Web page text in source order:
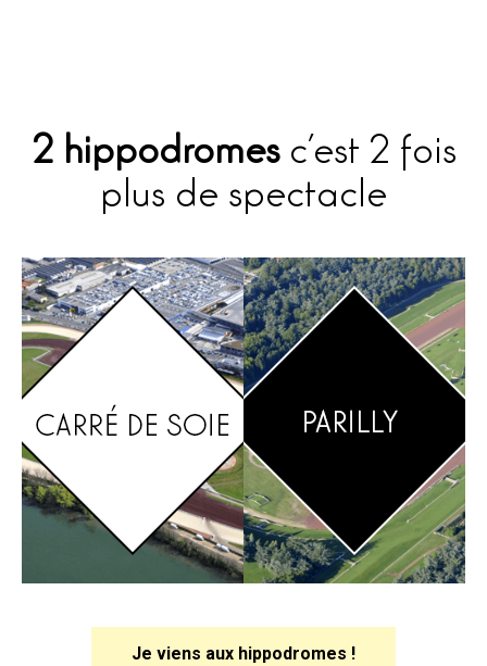
2 hippodromesc’est 2 fois
plus de spectacle
Je viens aux hippodromes !